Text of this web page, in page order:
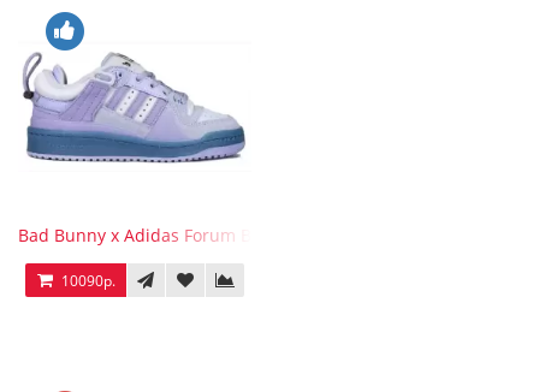
Bad Bunny x Adidas Forum Buckle Low Purple Blue
10090р.